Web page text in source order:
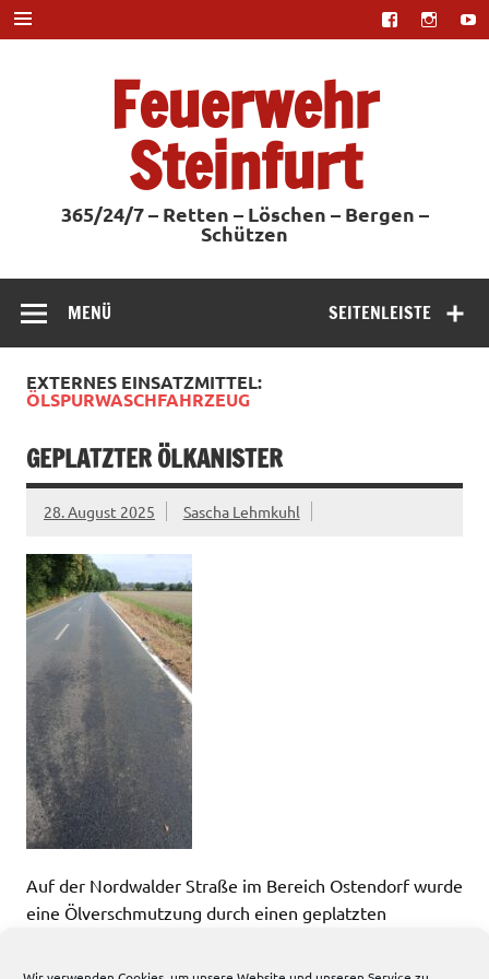
Zum
Inhalt
springen
Feuerwehr
Steinfurt
365/24/7 – Retten – Löschen – Bergen –
Schützen
SEITENLEISTE
MENÜ
EXTERNES EINSATZMITTEL:
ÖLSPURWASCHFAHRZEUG
GEPLATZTER ÖLKANISTER
28. August 2025 Sascha Lehmkuhl
Auf der Nordwalder Straße im Bereich Ostendorf wurde
eine Ölverschmutzung durch einen geplatzten